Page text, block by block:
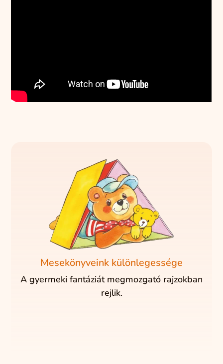
Mesekönyveink különlegessége
A gyermeki fantáziát megmozgató rajzokban
rejlik.